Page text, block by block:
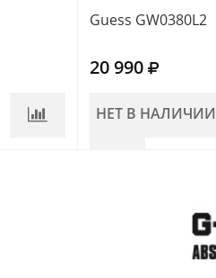
Guess GW0380L2
20 990
НЕТ В НАЛИЧИИ